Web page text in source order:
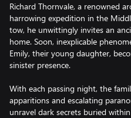
Richard Thornvale, a renowned
harrowing expedition in the
tow, he unwittingly invites an
home. Soon, inexplicable
Emily, their young daughter,
sinister presence.
With each passing night, the
apparitions and escalating
unravel dark secrets buried